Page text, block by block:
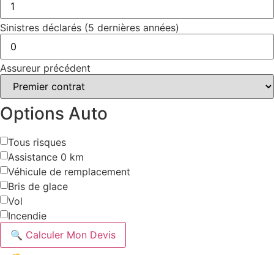
Sinistres déclarés (5 dernières années)
Assureur précédent
Options Auto
Tous risques
Assistance 0 km
Véhicule de remplacement
Bris de glace
Vol
Incendie
🔍 Calculer Mon Devis